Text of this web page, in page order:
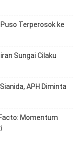
Terperosok ke
Sungai Cilaku
APH Diminta
Momentum